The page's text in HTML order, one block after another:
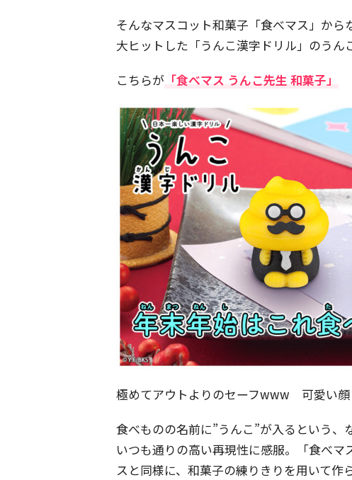
そんなマスコット和菓子「食べマス」か
大ヒットした「うんこ漢字ドリル」のうん
こちらが 「食べマス うんこ先生 和菓子」
極めてアウトよりのセーフwww 可愛い顔
食べものの名前に”うんこ”が入るという、
いつも通りの高い再現性に感服。「食べ
スと同様に、和菓子の練りきりを用いて作